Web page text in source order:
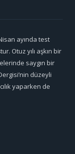
ayında test
Otuz yılı aşkın bir
saygın bir
düzeyli
yaparken de